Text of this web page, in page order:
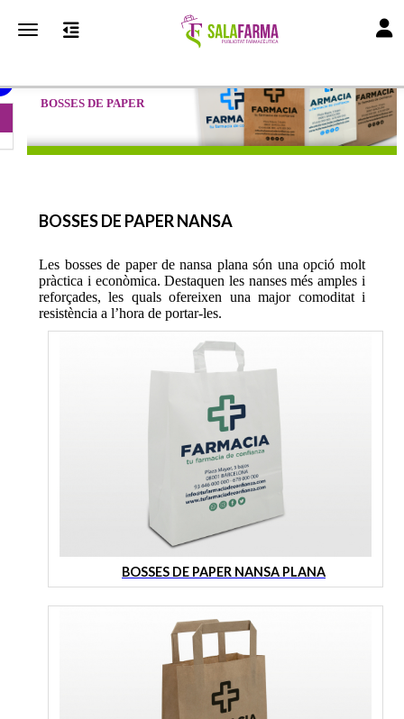
Toggle navigation
BOSSES DE PAPER
BOSSES DE PAPER NANSA
Les bosses de paper de nansa plana són una opció molt
pràctica i econòmica. Destaquen les nanses més amples i
reforçades, les quals ofereixen una major comoditat i
resistència a l’hora de portar-les.
BOSSES DE PAPER NANSA PLANA